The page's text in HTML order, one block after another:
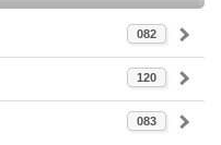
082
120
083